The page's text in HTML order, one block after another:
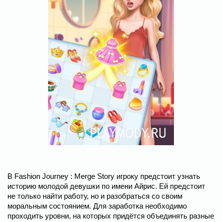
В Fashion Journey : Merge Story игроку предстоит узнать
историю молодой девушки по имени Айрис. Ей предстоит
не только найти работу, но и разобраться со своим
моральным состоянием. Для заработка необходимо
проходить уровни, на которых придётся объединять разные